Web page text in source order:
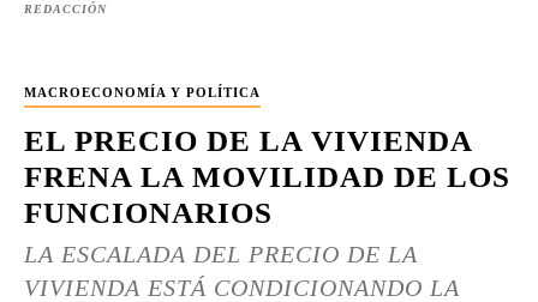
REDACCIÓN
MACROECONOMÍA Y POLÍTICA
EL PRECIO DE LA VIVIENDA
FRENA LA MOVILIDAD DE LOS
FUNCIONARIOS
LA ESCALADA DEL PRECIO DE LA
VIVIENDA ESTÁ CONDICIONANDO LA